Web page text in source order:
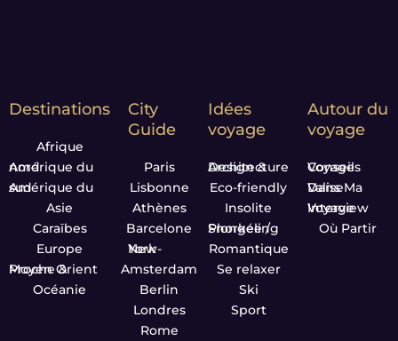
Destinations
Afrique
Amérique du nord
Amérique du sud
Asie
Caraïbes
Europe
Proche & Moyen Orient
Océanie
City
Guide
Paris
Lisbonne
Athènes
Barcelone
New-York
Amsterdam
Berlin
Londres
Rome
Idées
voyage
Design & Architecture
Eco-friendly
Insolite
Plongée / Snorkeling
Romantique
Se relaxer
Ski
Sport
Autour du
voyage
Conseils Voyage
Dans Ma Valise
Interview Voyage
Où Partir